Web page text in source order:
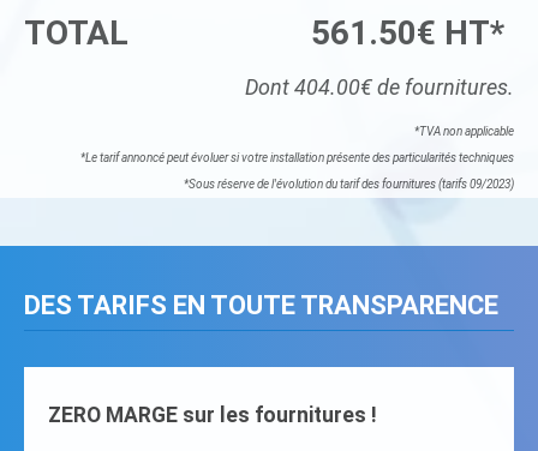
TOTAL 561.50€ HT*
Dont 404.00€ de fournitures.
*TVA non applicable
*Le tarif annoncé peut évoluer si votre installation présente des particularités techniques
*Sous réserve de l'évolution du tarif des fournitures (tarifs 09/2023)
DES TARIFS EN TOUTE TRANSPARENCE
ZERO MARGE sur les fournitures !